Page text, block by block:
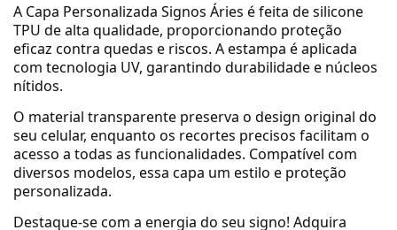
A Capa Personalizada Signos Áries é feita de silicone
TPU de alta qualidade, proporcionando proteção
eficaz contra quedas e riscos. A estampa é aplicada
com tecnologia UV, garantindo durabilidade e núcleos
nítidos.
O material transparente preserva o design original do
seu celular, enquanto os recortes precisos facilitam o
acesso a todas as funcionalidades. Compatível com
diversos modelos, essa capa um estilo e proteção
personalizada.
Destaque-se com a energia do seu signo! Adquira